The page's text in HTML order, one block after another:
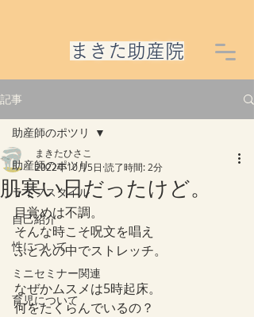
​まきた助産院
記事
助産師のポツリ
ライフスタイル
自己紹介
性について
ミニセミナー関連
育児について
助産師のポツリ
肌寒い日だったけど。
まきたひさこ
2022年10月5日 読了時間: 2分
目覚めは不調。
そんな時こそ呪文を唱え
ふとんの中でストレッチ。
なぜかムスメは5時起床。
何をたくらんでいるの？